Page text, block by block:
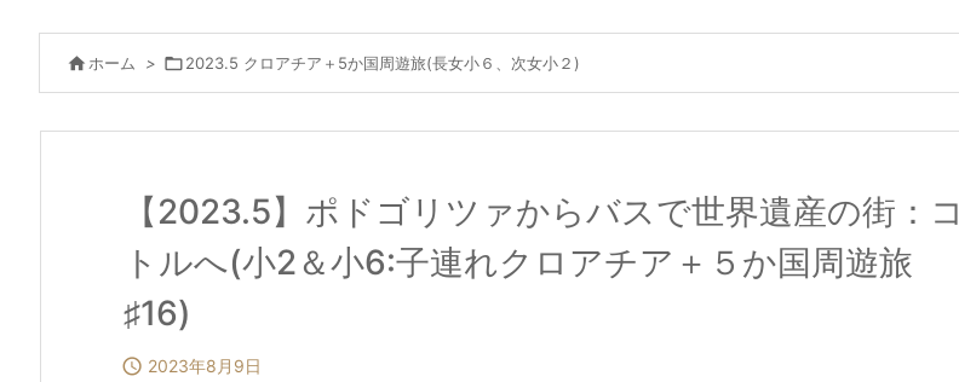
 ホーム > 2023.5 クロアチア＋5か国周遊旅(長女小６、次女小２)
【2023.5】ポドゴリツァからバスで世界遺産の街：コ
トルへ(小2＆小6:子連れクロアチア＋５か国周遊旅
♯16)
 2023年8月9日